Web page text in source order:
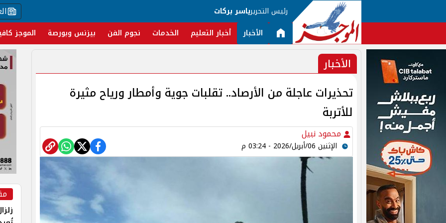
رئيس التحريرياسر بركات
الأخبار أخبار التعليم الخدمات نجوم الفن بيزنس وبورصة الموجز
الأخبار
تحذيرات عاجلة من الأرصاد.. تقلبات جوية وأمطار ورياح مثيرة
للأتربة
محمود نبيل
الإثنين 06/أبريل/2026 - 03:24 م